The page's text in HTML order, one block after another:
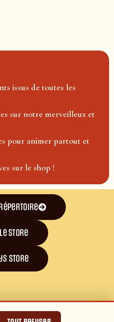
issus de toutes les
sur notre merveilleux et
pour animer partout et
sur le shop !
Store
store